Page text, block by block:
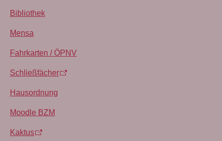
Bibliothek
Mensa
Fahrkarten / ÖPNV
Schließfächer
Hausordnung
Moodle BZM
Kaktus